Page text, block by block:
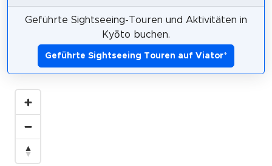
Geführte Sightseeing-Touren und Aktivitäten in
Kyōto buchen.
Geführte Sightseeing Touren auf Viator*